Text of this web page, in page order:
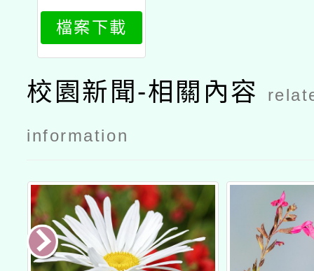
族教育研究
中心辦理11
4年原住民
族教育政策
研討會「原
住民族教育
議程
檔案下載
校園新聞-相關內容
information